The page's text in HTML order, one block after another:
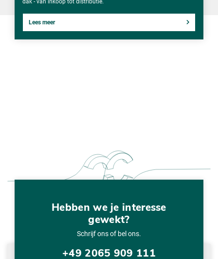
dak - van inkoop tot distributie.
Lees meer
Hebben we je interesse
gewekt?
Schrijf ons of bel ons.
+49 2065 909 111